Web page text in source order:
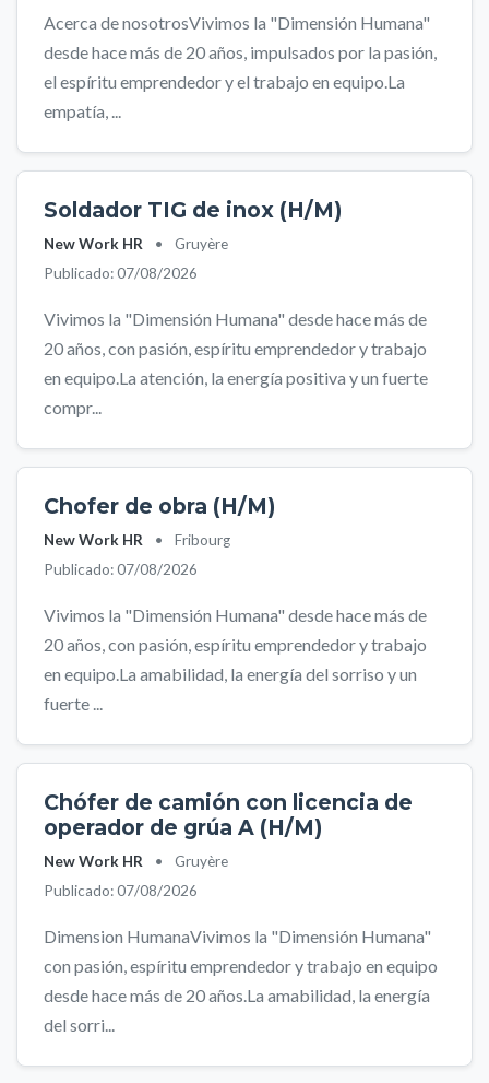
Acerca de nosotrosVivimos la "Dimensión Humana"
desde hace más de 20 años, impulsados por la pasión,
el espíritu emprendedor y el trabajo en equipo.La
empatía, ...
Soldador TIG de inox (H/M)
New Work HR •
Gruyère
Publicado: 07/08/2026
Vivimos la "Dimensión Humana" desde hace más de
20 años, con pasión, espíritu emprendedor y trabajo
en equipo.La atención, la energía positiva y un fuerte
compr...
Chofer de obra (H/M)
New Work HR •
Fribourg
Publicado: 07/08/2026
Vivimos la "Dimensión Humana" desde hace más de
20 años, con pasión, espíritu emprendedor y trabajo
en equipo.La amabilidad, la energía del sorriso y un
fuerte ...
Chófer de camión con licencia de
operador de grúa A (H/M)
New Work HR •
Gruyère
Publicado: 07/08/2026
Dimension HumanaVivimos la "Dimensión Humana"
con pasión, espíritu emprendedor y trabajo en equipo
desde hace más de 20 años.La amabilidad, la energía
del sorri...